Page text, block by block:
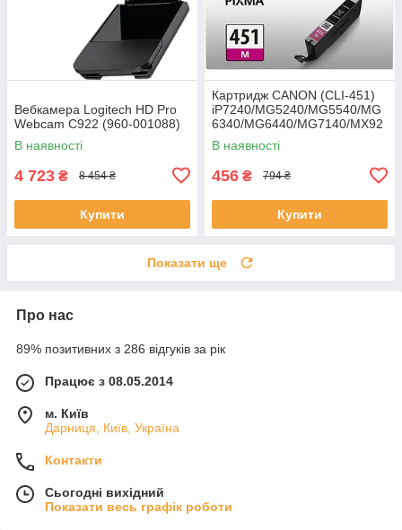
Вебкамера Logitech HD Pro
Webcam C922 (960-001088)
В наявності
4 723 ₴ 8 454 ₴
Купити
Картридж CANON (CLI-451)
iP7240/MG5240/MG5540/MG
6340/MG6440/MG7140/MX92
4 (6525B001) Пурпуровий
В наявності
456 ₴ 794 ₴
Купити
Показати ще
Про нас
89% позитивних з 286 відгуків за рік
Працює з 08.05.2014
м. Київ
Дарниця, Київ, Україна
Контакти
Сьогодні вихідний
Показати весь графік роботи